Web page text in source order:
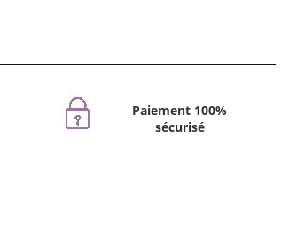
Paiement 100%
sécurisé